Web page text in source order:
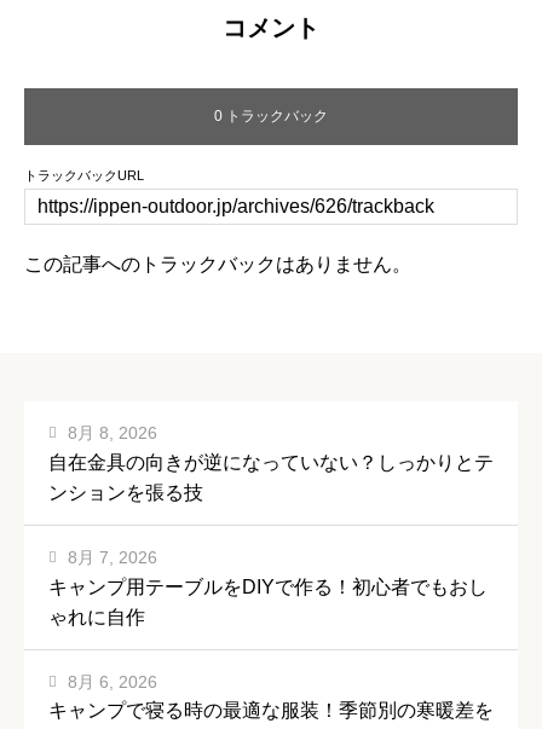
コメント
0 トラックバック
トラックバックURL
この記事へのトラックバックはありません。
自在金具の向きが逆になっていない？しっかりとテ
ンションを張る技
8月 8, 2026
キャンプ用テーブルをDIYで作る！初心者でもおし
ゃれに自作
8月 7, 2026
キャンプで寝る時の最適な服装！季節別の寒暖差を
8月 6, 2026